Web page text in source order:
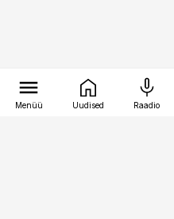
Menüü Uudised Raadio